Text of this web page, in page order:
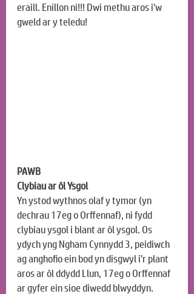
eraill. Enillon ni!!! Dwi methu aros i'w
gweld ar y teledu!
PAWB
Clybiau ar ôl Ysgol
Yn ystod wythnos olaf y tymor (yn
dechrau 17eg o Orffennaf), ni fydd
clybiau ysgol i blant ar ôl ysgol. Os
ydych yng Ngham Cynnydd 3, peidiwch
ag anghofio ein bod yn disgwyl i’r plant
aros ar ôl ddydd Llun, 17eg o Orffennaf
ar gyfer ein sioe diwedd blwyddyn.